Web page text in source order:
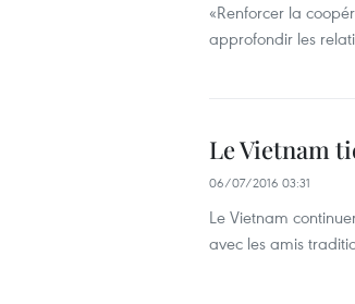
«Renforcer la
approfondir les
Le Vietnam
06/07/2016 03:31
Le Vietnam
avec les amis